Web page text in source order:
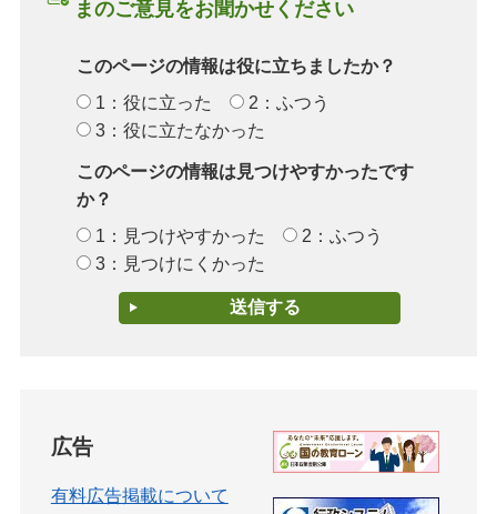
まのご意見をお聞かせください
このページの情報は役に立ちましたか？
1：役に立った
2：ふつう
3：役に立たなかった
このページの情報は見つけやすかったです
か？
1：見つけやすかった
2：ふつう
3：見つけにくかった
広告
有料広告掲載について